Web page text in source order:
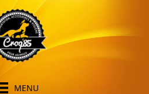
MENU